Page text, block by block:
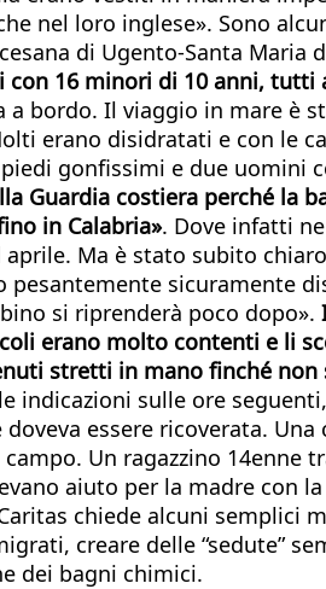
nel loro inglese». Sono
di Ugento-Santa Maria
con 16 minori di 10 anni, tutti
a bordo. Il viaggio in mare è
erano disidratati e con le
gonfissimi e due uomini
Guardia costiera perché la
in Calabria». Dove infatti
aprile. Ma è stato subito
sicuramente
si riprenderà poco dopo».
erano molto contenti e li
stretti in mano finché non
indicazioni sulle ore
essere ricoverata.
Un ragazzino 14enne
aiuto per la madre con
chiede alcuni semplici
creare delle “sedute”
dei bagni chimici.